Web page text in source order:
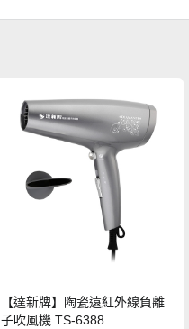
【達新牌】陶瓷遠紅外線負離
子吹風機 TS-6388